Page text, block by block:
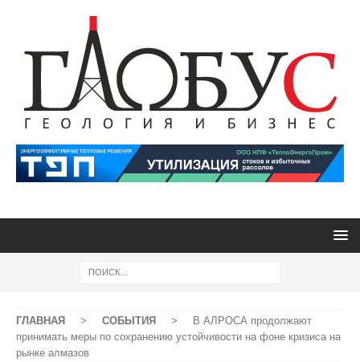
ГЛАВНАЯ > СОБЫТИЯ >
В АЛРОСА продолжают
принимать меры по сохранению устойчивости на фоне кризиса на
рынке алмазов